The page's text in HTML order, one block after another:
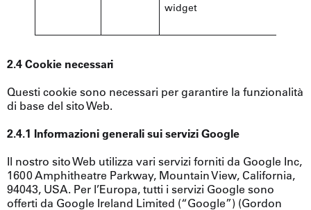
widget
2.4 Cookie necessari
Questi cookie sono necessari per garantire la funzionalità
di base del sito Web.
2.4.1 Informazioni generali sui servizi Google
Il nostro sito Web utilizza vari servizi forniti da Google Inc,
1600 Amphitheatre Parkway, Mountain View, California,
94043, USA. Per l’Europa, tutti i servizi Google sono
offerti da Google Ireland Limited (“Google”) (Gordon